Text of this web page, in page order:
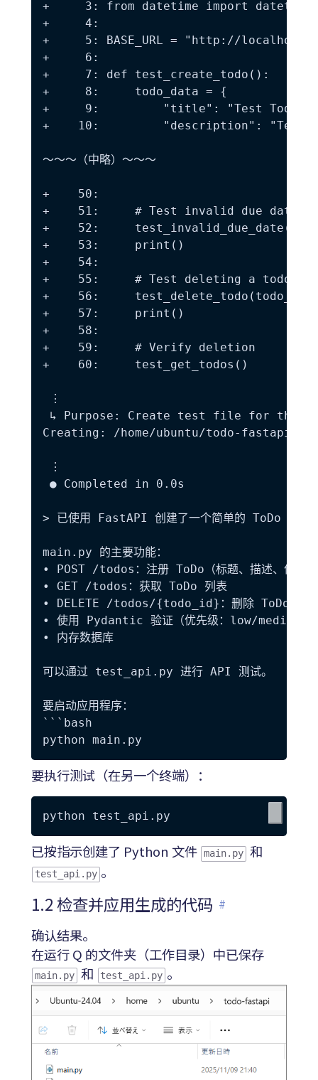
+     3: from datetime import
+     4:
+     5: BASE_URL = "http://
+     6:
+     7: def test_create_todo():
+     8:     todo_data = {
+     9:         "title": "Test Todo",
+    10:         "description": "Test
～～～（中略）～～～
+    50:
+    51:     # Test invalid due date
+    52:     test_invalid_due_date()
+    53:     print()
+    54:
+    55:     # Test deleting a todo
+    56:     test_delete_todo(todo_id)
+    57:     print()
+    58:
+    59:     # Verify deletion
+    60:     test_get_todos()
⋮
↳ Purpose: Create test file for the
Creating: /home/ubuntu/todo-fastapi/
⋮
● Completed in 0.0s
> 已使用 FastAPI 创建了一个简单的 ToDo 应用
main.py 的主要功能：
• POST /todos：注册 ToDo（标题、描述、优先
• GET /todos：获取 ToDo 列表
• DELETE /todos/{todo_id}：删除 ToDo
• 使用 Pydantic 验证（优先级：low/medium/
• 内存数据库
可以通过 test_api.py 进行 API 测试。
要启动应用程序：
```bash
要执行测试（在另一个终端）：
已按指示创建了 Python 文件 main.py 和
test_api.py 。
1.2 检查并应用生成的代码 #
确认结果。
在运行 Q 的文件夹（工作目录）中已保存
main.py 和 test_api.py 。